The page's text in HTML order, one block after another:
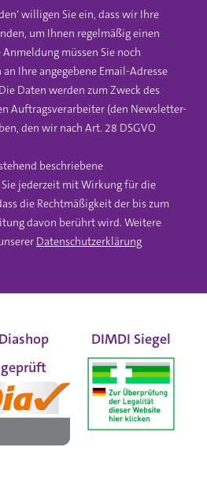
willigen Sie ein, dass wir Ihre
um Ihnen regelmäßig einen
müssen Sie noch
Ihre angegebene Email-Adresse
Daten werden zum Zweck des
Auftragsverarbeiter (den Newsletter-
den wir nach Art. 28 DSGVO
beschriebene
jederzeit mit Wirkung für die
die Rechtmäßigkeit der bis zum
davon berührt wird. Weitere
Datenschutzerklärung
Diashop
geprüft
DIMDI Siegel